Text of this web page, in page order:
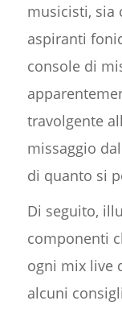
musicisti, sia
aspiranti
console di
travolgente
missaggio
di quanto si
Di seguito,
componenti
ogni mix live
alcuni